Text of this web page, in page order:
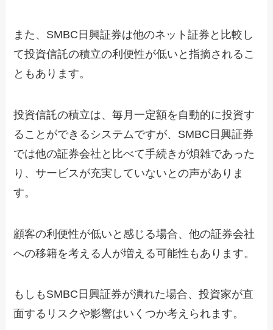
また、SMBC日興証券は他のネット証券と比較し
て投資信託の積立の利便性が低いと指摘されるこ
ともあります。
投資信託の積立は、毎月一定額を自動的に投資す
ることができるシステムですが、SMBC日興証券
では他の証券会社と比べて手続きが煩雑であった
り、サービスが充実していないとの声がありま
す。
顧客の利便性が低いと感じる場合、他の証券会社
への移籍を考える人が増える可能性もあります。
もしもSMBC日興証券が潰れた場合、投資家が直
面するリスクや影響はいくつか考えられます。